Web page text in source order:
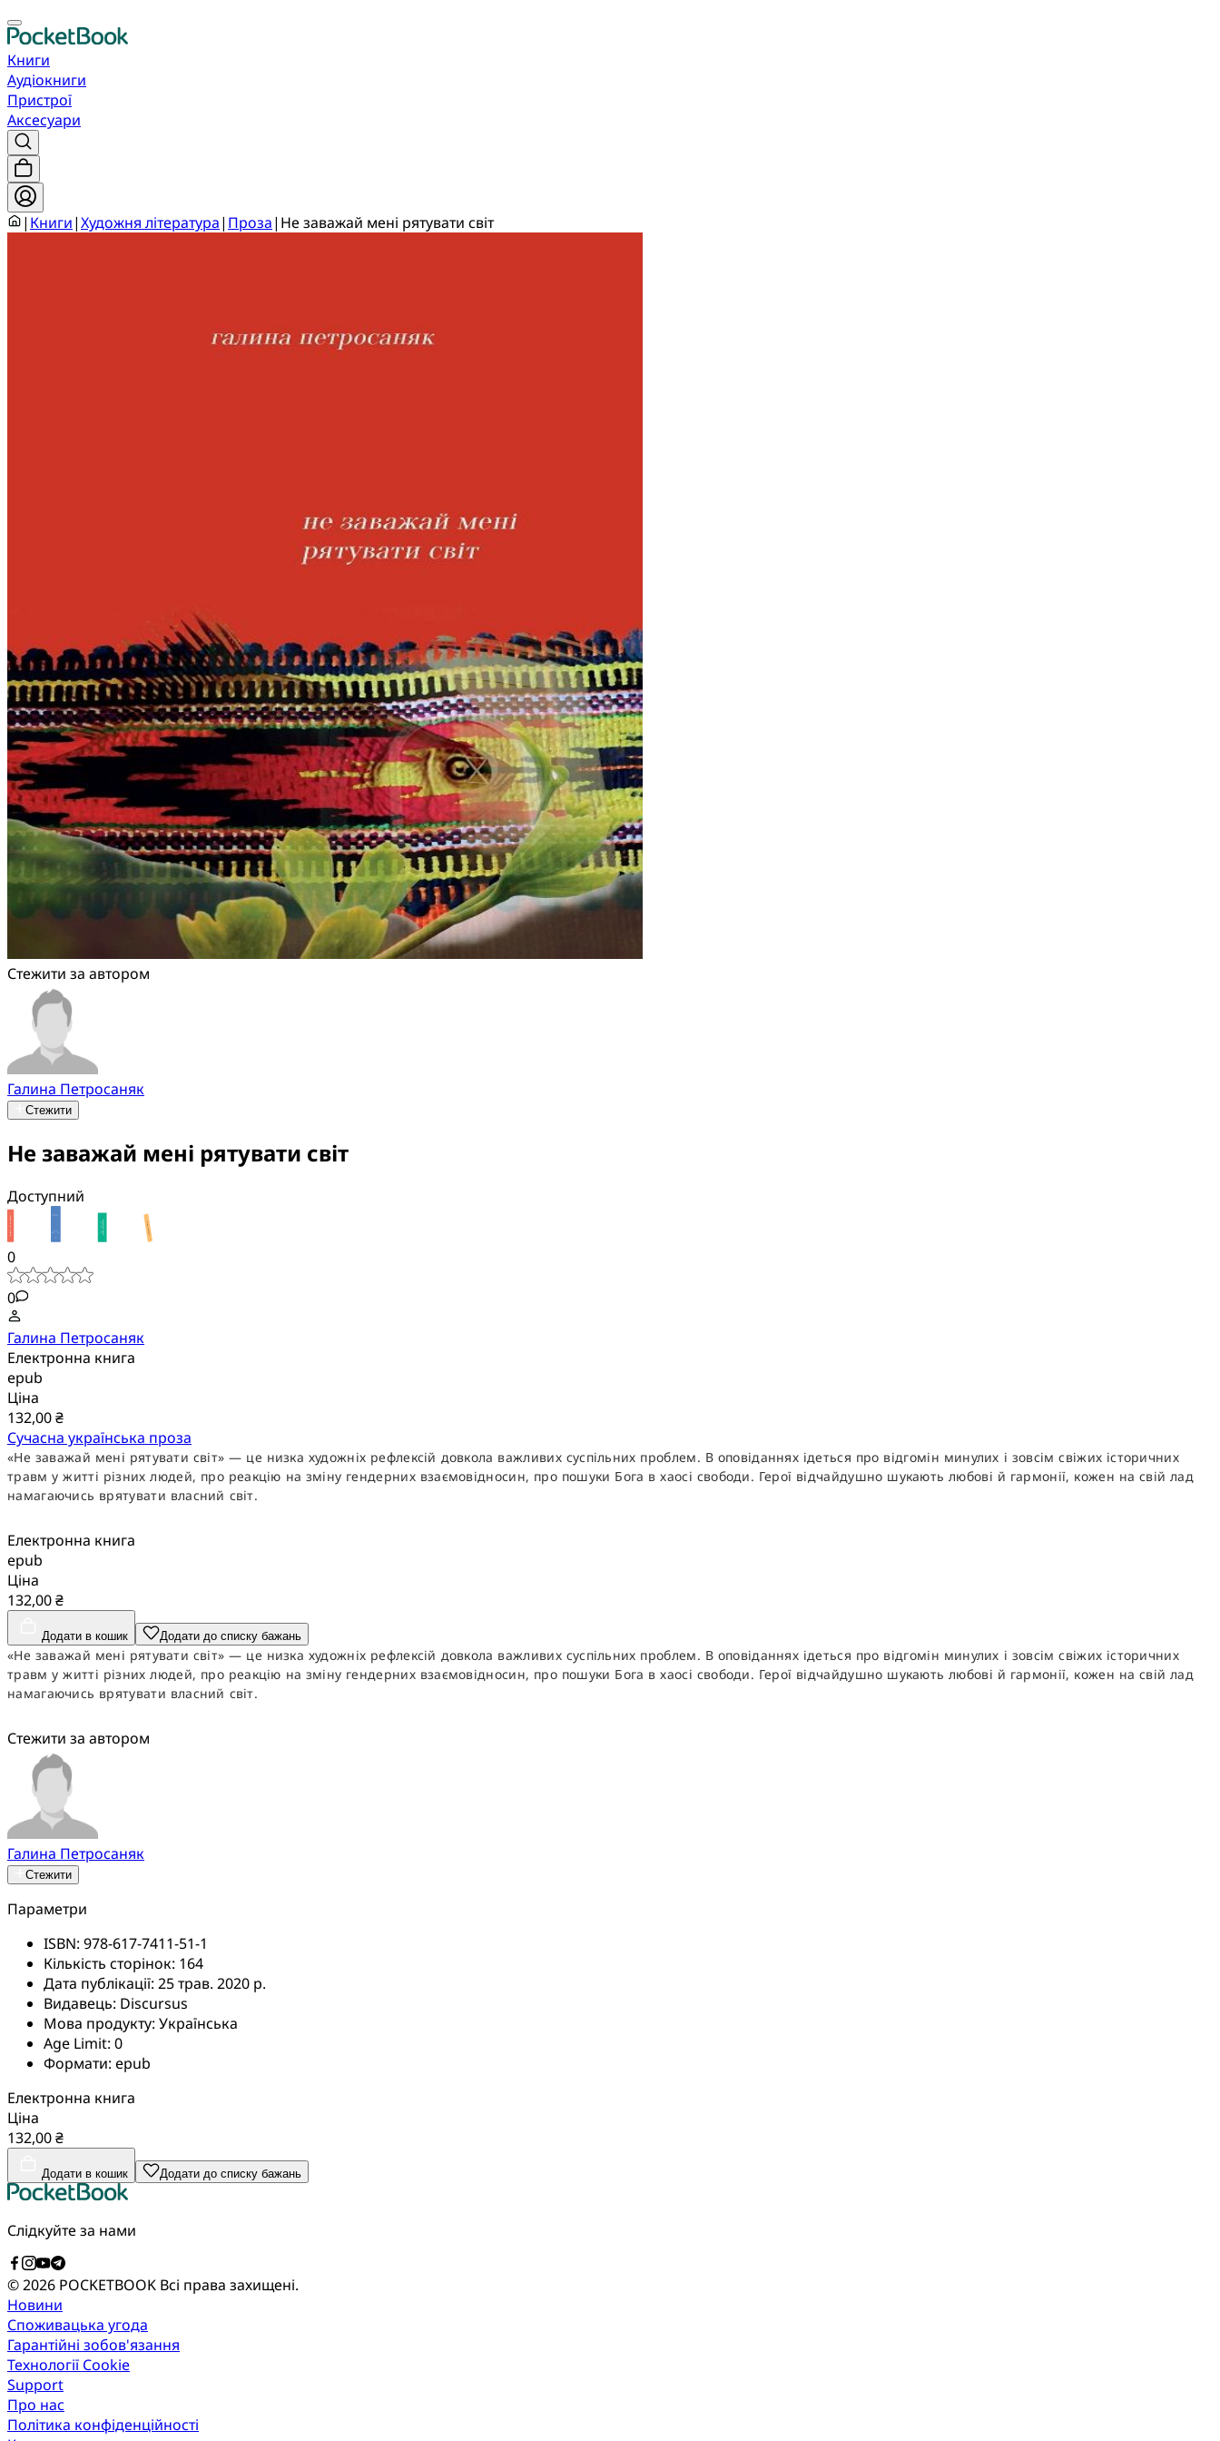
Книги
Аудіокниги
Пристрої
Аксесуари
| Книги|Художня література| Проза| Не заважай мені рятувати світ
Стежити за автором
Галина Петросаняк
Стежити
Не заважай мені рятувати світ
Доступний
0
0
Галина Петросаняк
Електронна книга
epub
Ціна
132,00 ₴
Сучасна українська проза
«Не заважай мені рятувати світ» — це низка художніх рефлексій довкола важливих суспільних проблем. В оповіданнях ідеться про відгомін минулих і зовсім свіжих історичних
травм у житті різних людей, про реакцію на зміну гендерних взаємовідносин, про пошуки Бога в хаосі свободи. Герої відчайдушно шукають любові й гармонії, кожен на свій лад
намагаючись врятувати власний світ.
Електронна книга
epub
Ціна
132,00 ₴
Додати в кошик Додати до списку бажань
«Не заважай мені рятувати світ» — це низка художніх рефлексій довкола важливих суспільних проблем. В оповіданнях ідеться про відгомін минулих і зовсім свіжих історичних
травм у житті різних людей, про реакцію на зміну гендерних взаємовідносин, про пошуки Бога в хаосі свободи. Герої відчайдушно шукають любові й гармонії, кожен на свій лад
намагаючись врятувати власний світ.
Стежити за автором
Галина Петросаняк
Стежити
Параметри
ISBN: 978-617-7411-51-1
Кількість сторінок: 164
Дата публікації: 25 трав. 2020 р.
Видавець: Discursus
Мова продукту: Українська
Age Limit: 0
Формати: epub
Електронна книга
Ціна
132,00 ₴
Додати в кошик Додати до списку бажань
Слідкуйте за нами
© 2026 POCKETBOOK Всі права захищені.
Новини
Споживацька угода
Гарантійні зобов'язання
Технології Cookie
Support
Про нас
Політика конфіденційності